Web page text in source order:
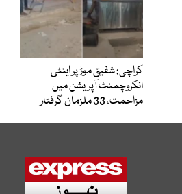
کراچی: شفیق موڑ پر اینٹی
انکروچمنٹ آپریشن میں
مزاحمت، 33 ملزمان گرفتار